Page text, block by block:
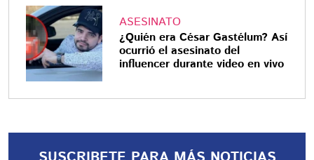
ASESINATO
¿Quién era César Gastélum? Así
ocurrió el asesinato del
influencer durante video en vivo